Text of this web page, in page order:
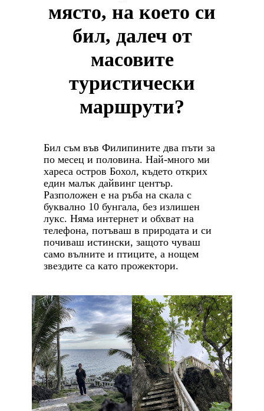
място, на което си
бил, далеч от
масовите
туристически
маршрути?
Бил съм във Филипините два пъти за
по месец и половина. Най-много ми
хареса остров Бохол, където открих
един малък дайвинг център.
Разположен е на ръба на скала с
буквално 10 бунгала, без излишен
лукс. Няма интернет и обхват на
телефона, потъваш в природата и си
почиваш истински, защото чуваш
само вълните и птиците, а нощем
звездите са като прожектори.